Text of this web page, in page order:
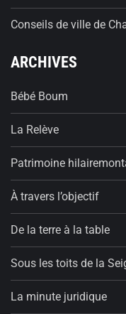
Conseils de ville de
ARCHIVES
Bébé Boum
La Relève
Patrimoine
À travers l’objectif
De la terre à la table
Sous les toits de la
La minute juridique